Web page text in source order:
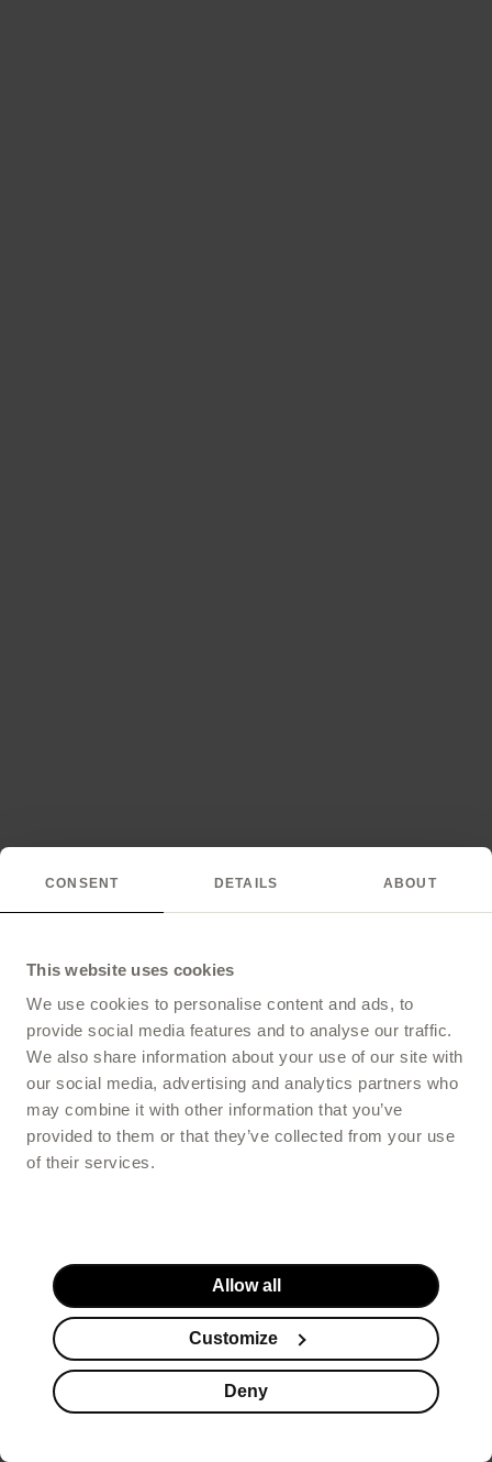
CONSENT DETAILS ABOUT
This website uses cookies
We use cookies to personalise content and ads, to
provide social media features and to analyse our traffic.
We also share information about your use of our site with
our social media, advertising and analytics partners who
may combine it with other information that you’ve
provided to them or that they’ve collected from your use
of their services.
Allow all
Customize
Deny